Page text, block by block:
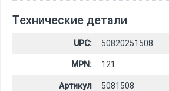
Технические детали
UPC: 50820251508
MPN: 121
Артикул
5081508